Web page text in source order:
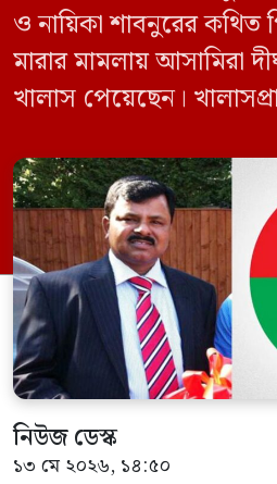
ও নায়িকা শাবনুরের কথিত
মারার মামলায় আসামিরা
খালাস পেয়েছেন।
ইফতেখার আহমদ দিনারসহ
মঙ্গলবার দুপুরে মামলার
প্রমাণ জেরা শেষে আসামিরা
হওয়ায় খালাস দেন
নিউজ ডেস্ক
১৩ মে ২০২৬, ১৪:৫০